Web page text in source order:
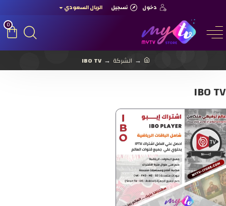
دخول تسجيل
الريال السعودي
0
الشركة IBO TV
IBO TV